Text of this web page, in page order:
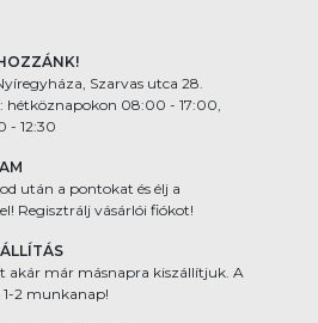
Szarvas utca 28.
hétköznapokon 08:00 - 17:00,
- 12:30
után a pontokat és élj a
Regisztrálj vásárlói fiókot!
akár már másnapra kiszállítjuk. A
1-2 munkanap!